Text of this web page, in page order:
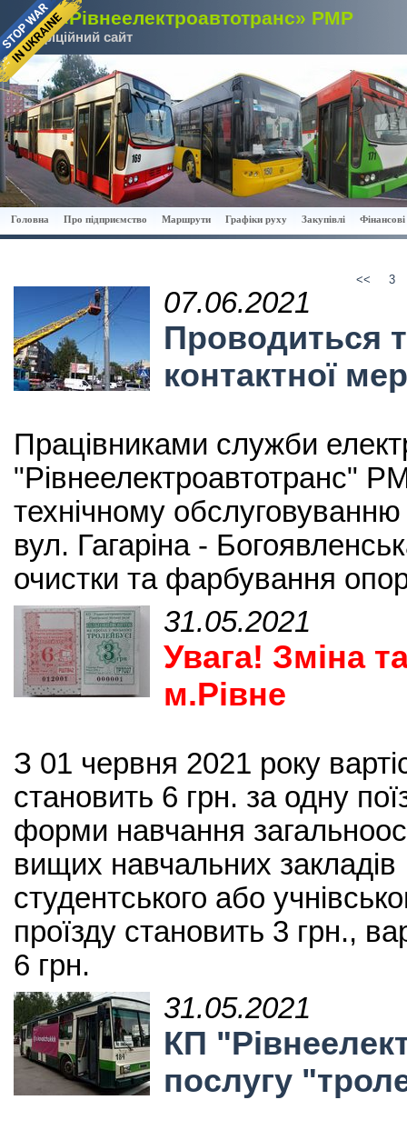
КП «Рівнеелектроавтотранс» РМР
Офіційний сайт
Головна Про підприємство Маршрути Графіки руху Закупівлі Фінансові
<< 3
07.06.2021
Проводиться
контактної
Працівниками служби
"Рівнеелектроавтотранс"
технічному
вул. Гагаріна -
очистки та фарбування
31.05.2021
Увага! Зміна
м.Рівне
З 01 червня 2021 року
становить 6 грн. за одну
форми навчання
вищих навчальних закладів
студентського або
проїзду становить 3 грн.,
6 грн.
31.05.2021
КП
послугу